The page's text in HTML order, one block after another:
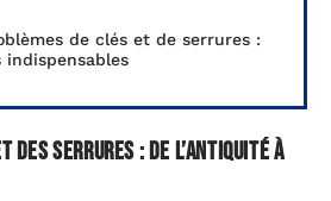
de clés et de serrures :
indispensables
des serrures : de l’Antiquité à